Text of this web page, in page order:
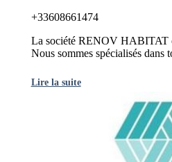
+33608661474
La société RENOV HABITAT
Nous sommes spécialisés dans
Lire la suite